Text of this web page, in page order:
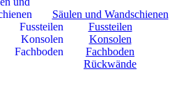
Säulen und Wandschienen
Fussteilen
Konsolen
Fachboden
Rückwände